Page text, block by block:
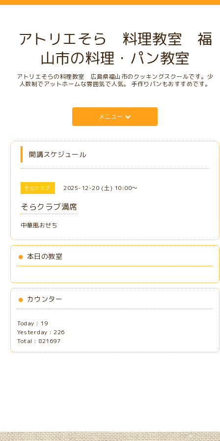
アトリエそら 料理教室 福
山市の料理・パン教室
アトリエそらの料理教室 広島県福山市のクッキングスクールです。少
人数制でアットホームな雰囲気で人気。 手作りパンもおすすめです。
メニュー
開講スケジュール
そらクラブ 2025-12-20 (土) 10:00～
そらクラブ満席
中華風おせち
本日の教室
カウンター
Today : 19
Yesterday :226
Total : 821697